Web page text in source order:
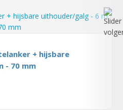
+ hijsbare
- 70 mm